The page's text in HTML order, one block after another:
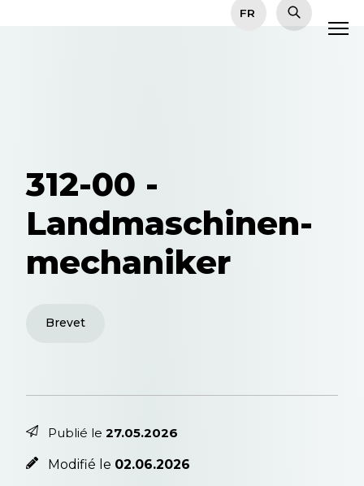
312-00 -
Landmaschinen-
mechaniker
Brevet
Publié le 27.05.2026
Modifié le 02.06.2026